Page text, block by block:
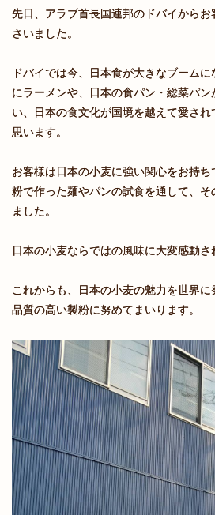
先日、アラブ首長国連邦のドバイから
さいました。
ドバイでは今、日本食が大きなブーム
にラーメンや、日本の食パン・総菜パ
い、日本の食文化が国境を越えて愛され
思います。
お客様は日本の小麦に強い関心をお持
粉で作った麺やパンの試食を通して、そ
ました。
日本の小麦ならではの風味に大変感動さ
これからも、日本の小麦の魅力を世界に
品質の高い製粉に努めてまいります。